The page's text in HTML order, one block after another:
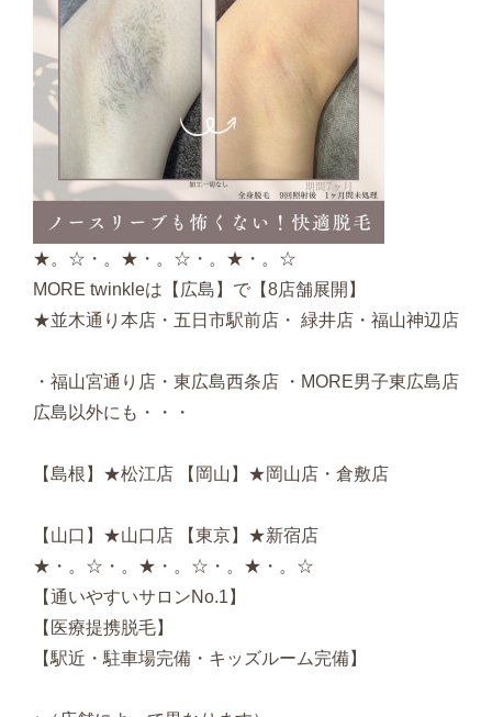
★。☆・。★・。☆・。★・。☆
MORE twinkleは【広島】で【8店舗展開】
★並木通り本店・五日市駅前店・ 緑井店・福山神辺店
・福山宮通り店・東広島西条店 ・MORE男子東広島店
広島以外にも・・・
【島根】★松江店 【岡山】★岡山店・倉敷店
【山口】★山口店 【東京】★新宿店
★・。☆・。★・。☆・。★・。☆
【通いやすいサロンNo.1】
【医療提携脱毛】
【駅近・駐車場完備・キッズルーム完備】